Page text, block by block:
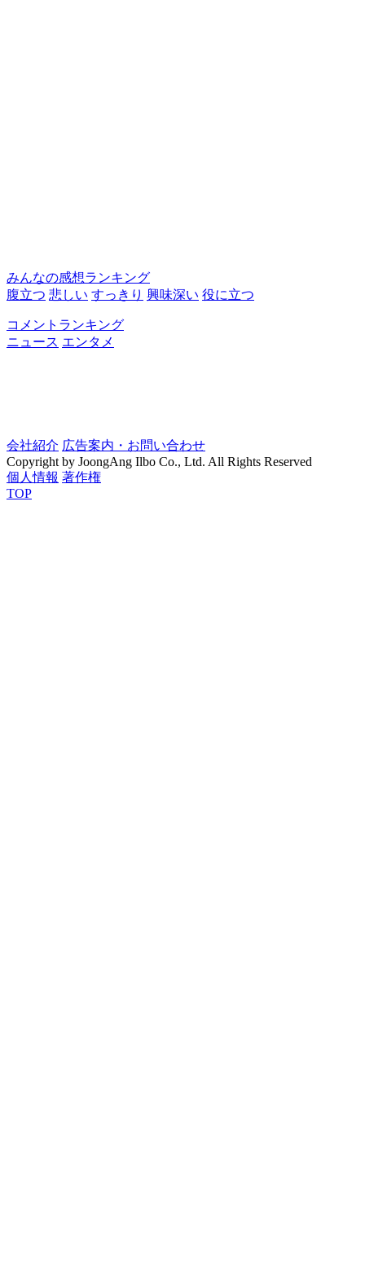
みんなの感想ランキング
腹立つ 悲しい すっきり 興味深い 役に立つ
コメントランキング
ニュース エンタメ
会社紹介 広告案内・お問い合わせ
Copyright by JoongAng Ilbo Co., Ltd. All Rights Reserved
個人情報 著作権
TOP